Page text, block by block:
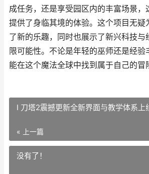
成任务，还是享受园区内的丰富场景，
提供了身临其境的体验。这个项目无疑
了新的乐趣，同时也展示了新兴科技与
限可能性。不论是年轻的巫师还是经验
能在这个魔法全球中找到属于自己的冒
I 刀塔2震撼更新全新界面与教学体系上
« 上一篇
没有了！